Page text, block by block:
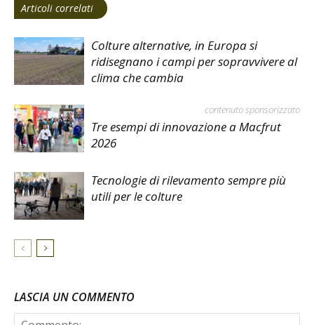
Articoli correlati
Colture alternative, in Europa si
ridisegnano i campi per sopravvivere al
clima che cambia
contenuto sponsorizzato
Tre esempi di innovazione a Macfrut
2026
Tecnologie di rilevamento sempre più
utili per le colture
LASCIA UN COMMENTO